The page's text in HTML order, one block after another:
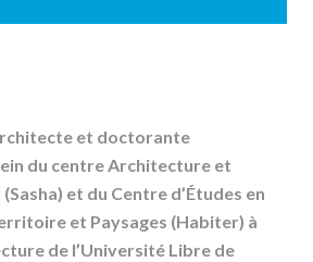
et doctorante
du centre Architecture et
et du Centre d’Études en
et Paysages (Habiter) à
de l’Université Libre de